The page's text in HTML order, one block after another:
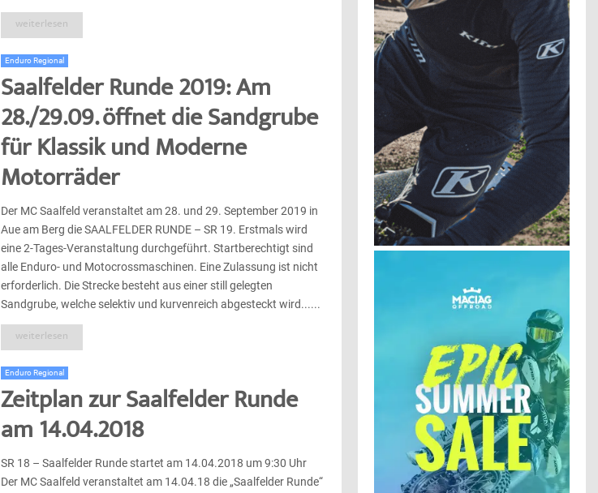
weiterlesen
Enduro Regional
Saalfelder Runde 2019: Am
28./29.09. öffnet die Sandgrube
für Klassik und Moderne
Motorräder
Der MC Saalfeld veranstaltet am 28. und 29. September 2019 in
Aue am Berg die SAALFELDER RUNDE – SR 19. Erstmals wird
eine 2-Tages-Veranstaltung durchgeführt. Startberechtigt sind
alle Enduro- und Motocrossmaschinen. Eine Zulassung ist nicht
erforderlich. Die Strecke besteht aus einer still gelegten
Sandgrube, welche selektiv und kurvenreich abgesteckt wird......
weiterlesen
Enduro Regional
Zeitplan zur Saalfelder Runde
am 14.04.2018
SR 18 – Saalfelder Runde startet am 14.04.2018 um 9:30 Uhr
Der MC Saalfeld veranstaltet am 14.04.18 die „Saalfelder Runde“